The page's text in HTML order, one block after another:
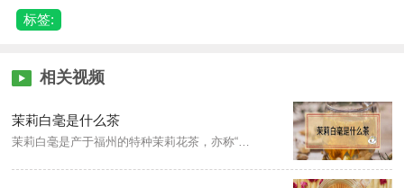
标签:
相关视频
茉莉白毫是什么茶